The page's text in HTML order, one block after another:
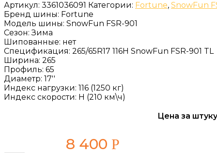
Артикул: 3361036091 Категории: Fortune, SnowFun
Бренд шины: Fortune
Модель шины: SnowFun FSR-901
Сезон:Зима
Шипованные: нет
Спецификация: 265/65R17 116H SnowFun FSR-901 TL
Ширина: 265
Профиль: 65
Диаметр: 17''
Индекс нагрузки: 116 (1250 кг)
Индекс скорости: H (210 км\ч)
Цена за
8 400 Р